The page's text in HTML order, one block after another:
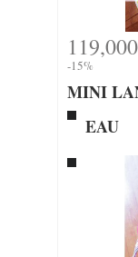
-15%
MINI
EAU